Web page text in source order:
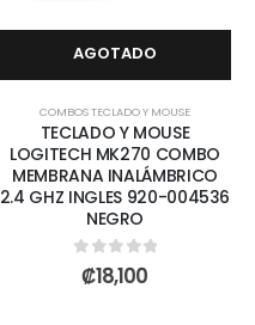
AGOTADO
COMBOS TECLADO Y MOUSE
TECLADO Y MOUSE
LOGITECH MK270 COMBO
MEMBRANA INALÁMBRICO
2.4 GHZ INGLES 920-004536
NEGRO
0out of 5
₡18,100